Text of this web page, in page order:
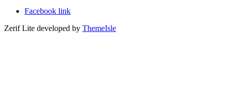
Facebook link
Zerif Lite developed by ThemeIsle